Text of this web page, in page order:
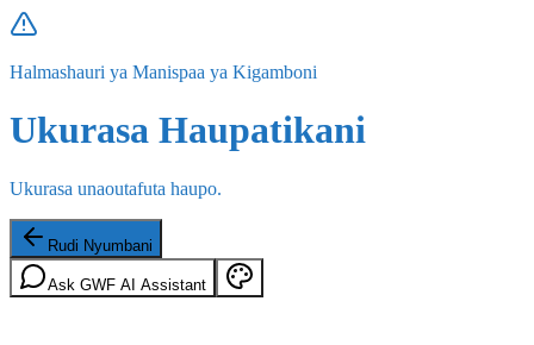
Halmashauri ya Manispaa ya Kigamboni
Ukurasa Haupatikani
Ukurasa unaoutafuta haupo.
Rudi Nyumbani
Ask GWF AI Assistant